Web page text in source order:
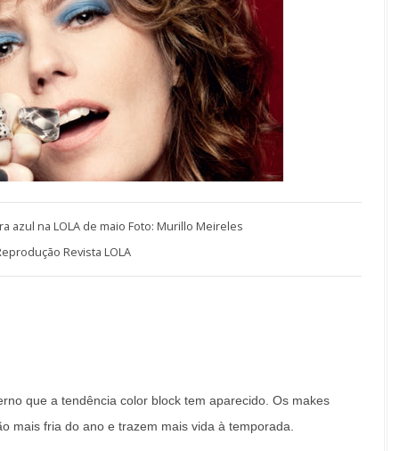
azul na LOLA de maio Foto: Murillo Meireles
Revista LOLA
que a tendência color block tem aparecido. Os makes
mais fria do ano e trazem mais vida à temporada.